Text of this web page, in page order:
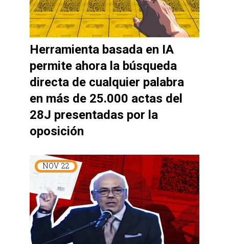
Herramienta basada en IA
permite ahora la búsqueda
directa de cualquier palabra
en más de 25.000 actas del
28J presentadas por la
oposición
NOV 22